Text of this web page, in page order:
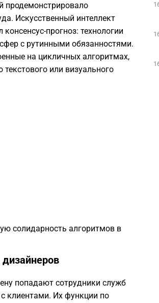
продемонстрировало
Искусственный интеллект
прогноз: технологии
с рутинными обязанностями.
на цикличных алгоритмах,
или визуального
солидарность алгоритмов в
попадают сотрудники служб
клиентами. Их функции по